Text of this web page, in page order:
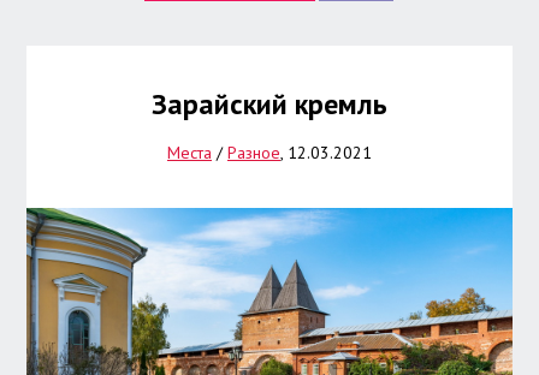
Зарайский кремль
Места /Разное, 12.03.2021